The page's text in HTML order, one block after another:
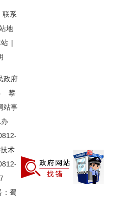
联系
地
|
政府
攀
站事
术
：蜀